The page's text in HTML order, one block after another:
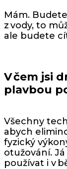
Mám.
z vody, to
ale budete
V čem jsi
plavbou
Všechny
abych
fyzický
otužování.
používat i v